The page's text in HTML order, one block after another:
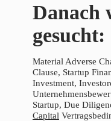
Danach
gesucht:
Material Adverse
Clause, Startup
Investment,
Startup, Due
Capital